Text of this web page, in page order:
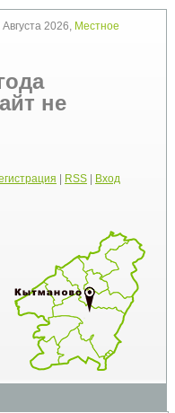
2026, Местное
не
RSS| Вход